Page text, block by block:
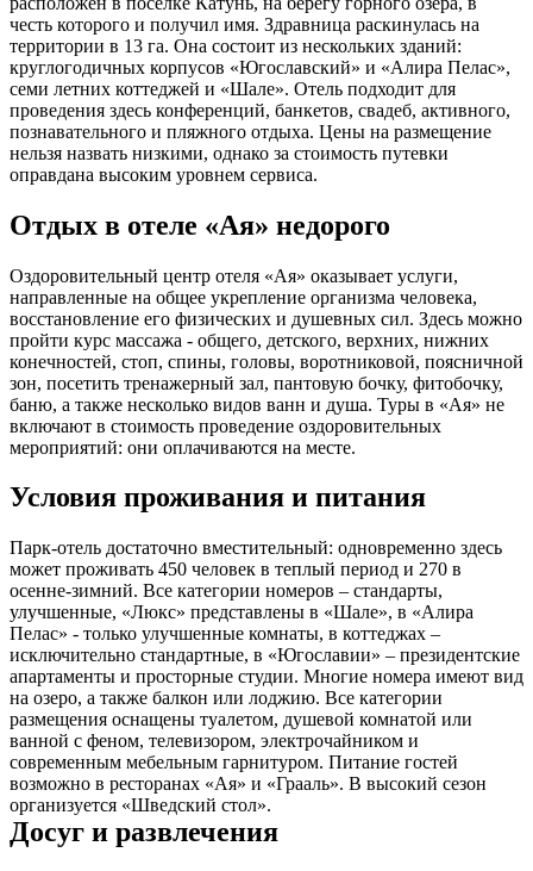
честь которого и получил имя. Здравница раскинулась на
территории в 13 га. Она состоит из нескольких зданий:
круглогодичных корпусов «Югославский» и «Алира Пелас»,
семи летних коттеджей и «Шале». Отель подходит для
проведения здесь конференций, банкетов, свадеб, активного,
познавательного и пляжного отдыха. Цены на размещение
нельзя назвать низкими, однако за стоимость путевки
оправдана высоким уровнем сервиса.
Отдых в отеле «Ая» недорого
Оздоровительный центр отеля «Ая» оказывает услуги,
направленные на общее укрепление организма человека,
восстановление его физических и душевных сил. Здесь можно
пройти курс массажа - общего, детского, верхних, нижних
конечностей, стоп, спины, головы, воротниковой, поясничной
зон, посетить тренажерный зал, пантовую бочку, фитобочку,
баню, а также несколько видов ванн и душа. Туры в «Ая» не
включают в стоимость проведение оздоровительных
мероприятий: они оплачиваются на месте.
Условия проживания и питания
Парк-отель достаточно вместительный: одновременно здесь
может проживать 450 человек в теплый период и 270 в
осенне-зимний. Все категории номеров – стандарты,
улучшенные, «Люкс» представлены в «Шале», в «Алира
Пелас» - только улучшенные комнаты, в коттеджах –
исключительно стандартные, в «Югославии» – президентские
апартаменты и просторные студии. Многие номера имеют вид
на озеро, а также балкон или лоджию. Все категории
размещения оснащены туалетом, душевой комнатой или
ванной с феном, телевизором, электрочайником и
современным мебельным гарнитуром. Питание гостей
возможно в ресторанах «Ая» и «Грааль». В высокий сезон
организуется «Шведский стол».
Досуг и развлечения